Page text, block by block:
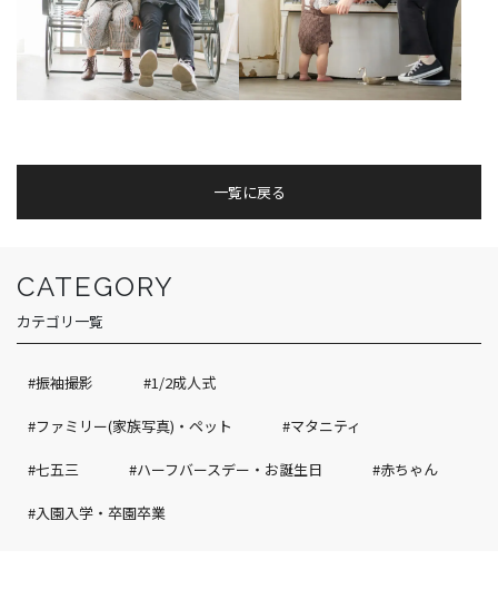
一覧に戻る
CATEGORY
カテゴリ一覧
#振袖撮影 #1/2成人式
#ファミリー(家族写真)・ペット #マタニティ
#七五三 #ハーフバースデー・お誕生日 #赤ちゃん
#入園入学・卒園卒業